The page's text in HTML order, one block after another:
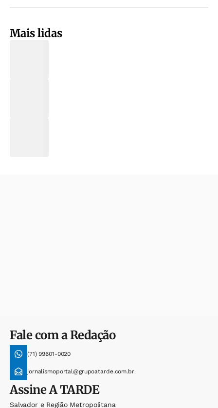
Mais lidas
Fale com a Redação
(71) 99601-0020
jornalismoportal@grupoatarde.com.br
AssineA TARDE
Salvador e Região Metropolitana